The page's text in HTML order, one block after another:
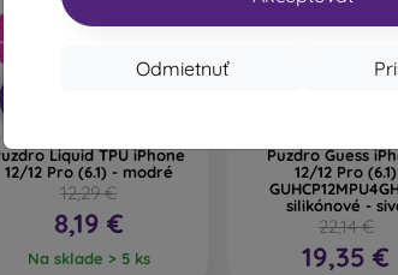
Odmietnuť
-33%
Liquid TPU iPhone
12/12 Pro (6.1) - modré
12,29 €
8,19 €
Na sklade > 5 ks
Puzdro Guess
12/12 Pro (6.1)
silikónové -
22,14 €
19,35 €